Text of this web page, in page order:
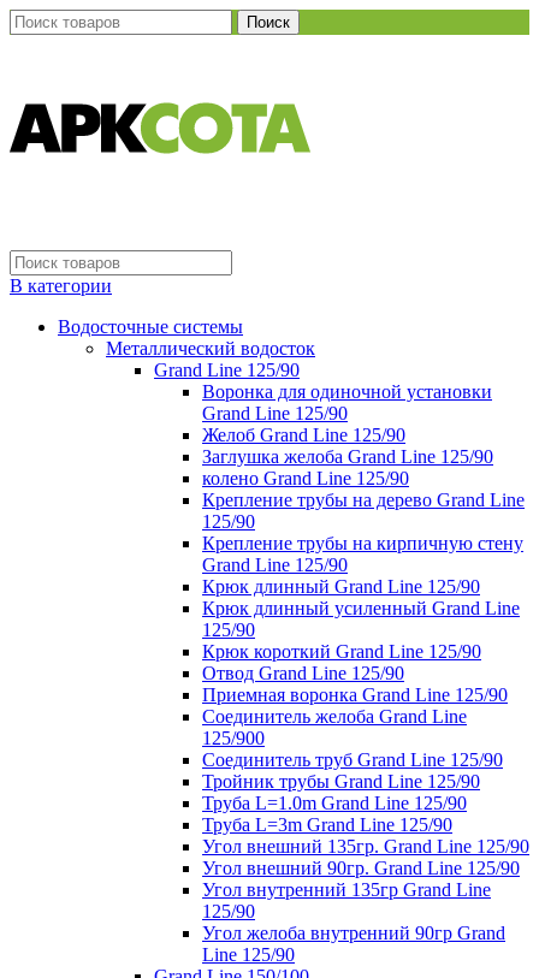
Поиск
В категории
Водосточные системы
Металлический водосток
Grand Line 125/90
Воронка для одиночной установки
Grand Line 125/90
Желоб Grand Line 125/90
Заглушка желоба Grand Line 125/90
колено Grand Line 125/90
Крепление трубы на дерево Grand Line
125/90
Крепление трубы на кирпичную стену
Grand Line 125/90
Крюк длинный Grand Line 125/90
Крюк длинный усиленный Grand Line
125/90
Крюк короткий Grand Line 125/90
Отвод Grand Line 125/90
Приемная воронка Grand Line 125/90
Соединитель желоба Grand Line
125/900
Соединитель труб Grand Line 125/90
Тройник трубы Grand Line 125/90
Труба L=1.0m Grand Line 125/90
Труба L=3m Grand Line 125/90
Угол внешний 135гр. Grand Line 125/90
Угол внешний 90гр. Grand Line 125/90
Угол внутренний 135гр Grand Line
125/90
Угол желоба внутренний 90гр Grand
Line 125/90